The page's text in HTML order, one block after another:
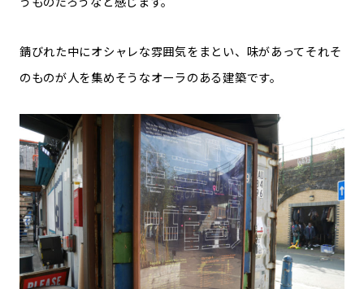
錆びれた中にオシャレな雰囲気をまとい、味があってそれそ
のものが人を集めそうなオーラのある建築です。